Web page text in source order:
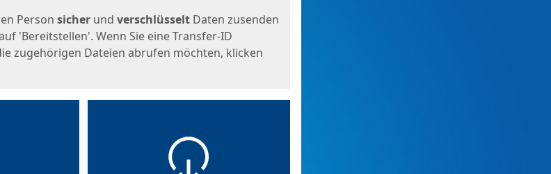
Person sicher und verschlüsselt Daten zusenden
'Bereitstellen'. Wenn Sie eine Transfer-ID
zugehörigen Dateien abrufen möchten, klicken